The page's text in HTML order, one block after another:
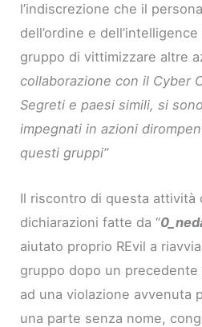
l’indiscrezione che il
dell’ordine e
gruppo di vittimizzare altre
collaborazione con il Cyber
Segreti e paesi simili, si
impegnati in azioni
questi gruppi”
Il riscontro di questa attività
dichiarazioni fatte da “
aiutato proprio REvil a
gruppo dopo un
ad una violazione avvenuta
una parte senza nome,